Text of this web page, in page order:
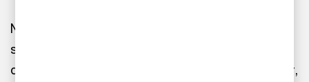
När du anlitar oss får du tillgång till hela vår
samlade specialistkompetens. Men redan nu kan
du ta del av vår expertkunskap i artiklar, rapporter,